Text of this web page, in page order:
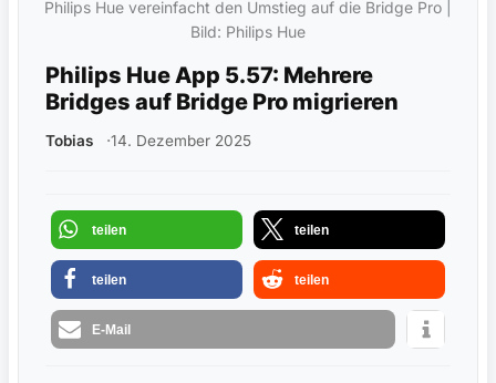
Philips Hue vereinfacht den Umstieg auf die Bridge Pro |
Bild: Philips Hue
Philips Hue App 5.57: Mehrere
Bridges auf Bridge Pro migrieren
Tobias 14. Dezember 2025
teilen teilen
teilen teilen
E-Mail